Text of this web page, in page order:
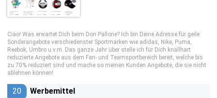
Ciao! Was erwartet Dich beim Don Pallone? Ich bin Deine Adresse für geile
Sonderangebote verschiedenster Sportmarken wie adidas, Nike, Puma,
Reebok, Umbro u.v.m. Das ganze Jahr über stelle ich für Dich knallhart
reduzierte Angebote aus dem Fan- und Teamsportbereich bereit, welche bis
zu 70% reduziert sind und mache so meinen Kunden Angebote, die sie nicht
ablehnen können!
20 Werbemittel